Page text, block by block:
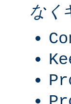
なく